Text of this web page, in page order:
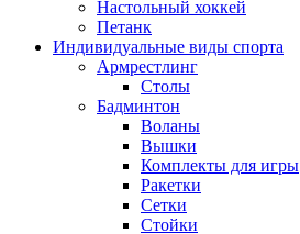
Настольный хоккей
Петанк
Индивидуальные виды спорта
Армрестлинг
Столы
Бадминтон
Воланы
Вышки
Комплекты для игры
Ракетки
Сетки
Стойки